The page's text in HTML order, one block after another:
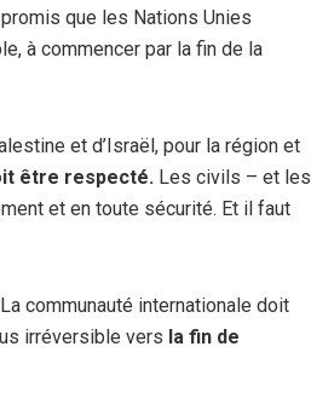
que les Nations Unies
à commencer par la fin de la
et d’Israël, pour la région et
être respecté. Les civils – et les
et en toute sécurité. Et il faut
communauté internationale doit
irréversible vers la fin de